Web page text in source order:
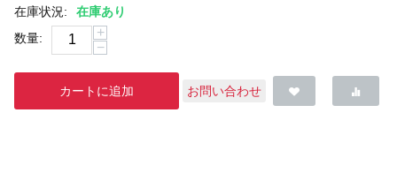
在庫状況:
在庫あり
数量:
+
−
カートに追加 お問い合わせ